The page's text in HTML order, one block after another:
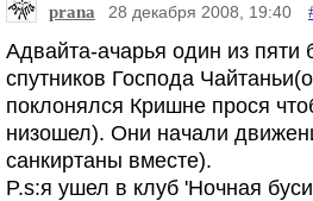
prana 28 декабря 2008, 19:40
Адвайта-ачарья один из пяти
спутников Господа
поклонялся Кришне прося
низошел). Они начали
санкиртаны вместе).
P.s:я ушел в клуб 'Ночная